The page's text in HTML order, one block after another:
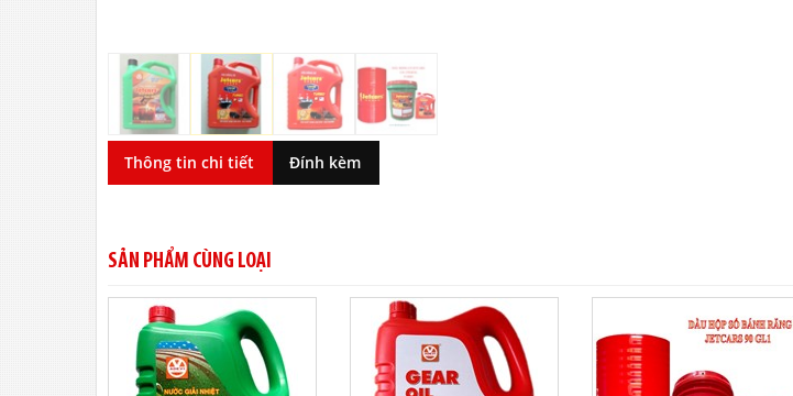
Thông tin chi tiết Đính kèm
SẢN PHẨM CÙNG LOẠI